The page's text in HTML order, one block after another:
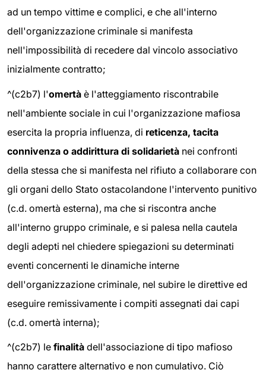
ad un tempo vittime e complici, e che all'interno
dell'organizzazione criminale si manifesta
nell'impossibilità di recedere dal vincolo associativo
inizialmente contratto;
^(c2b7) l'omertà è l'atteggiamento riscontrabile
nell'ambiente sociale in cui l'organizzazione mafiosa
esercita la propria influenza, di reticenza, tacita
connivenza o addirittura di solidarietà nei confronti
della stessa che si manifesta nel rifiuto a collaborare con
gli organi dello Stato ostacolandone l'intervento punitivo
(c.d. omertà esterna), ma che si riscontra anche
all'interno gruppo criminale, e si palesa nella cautela
degli adepti nel chiedere spiegazioni su determinati
eventi concernenti le dinamiche interne
dell'organizzazione criminale, nel subire le direttive ed
eseguire remissivamente i compiti assegnati dai capi
(c.d. omertà interna);
^(c2b7) le finalità dell'associazione di tipo mafioso
hanno carattere alternativo e non cumulativo. Ciò